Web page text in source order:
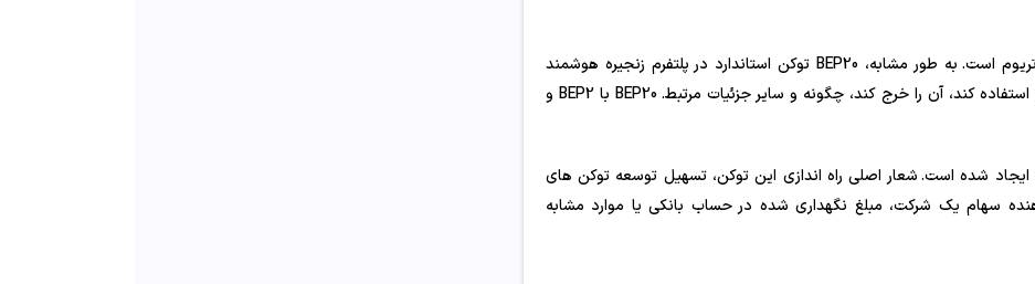
BEP20 توسعه ERC20 ، محبوب ترین استاندارد توکن در بلاک چین اتریوم است. به طور مشابه، BEP20 توکن استاندارد در پلتفرم زنجیره هوشمند
بایننس است. این توکن مشخص می کند که چه کسی می تواند از آن استفاده کند، آن را خرج کند، چگونه و سایر جزئیات مرتبط. BEP20 با BEP2 و
شده است. شعار اصلی راه اندازی این توکن، تسهیل توسعه توکن های
سهام یک شرکت، مبلغ نگهداری شده در حساب بانکی یا موارد مشابه